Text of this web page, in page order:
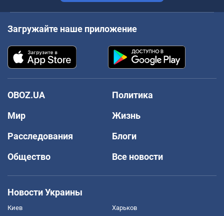
Загружайте наше приложение
OBOZ.UA
Политика
Мир
Жизнь
Расследования
Блоги
Общество
Все новости
Новости Украины
Киев Харьков